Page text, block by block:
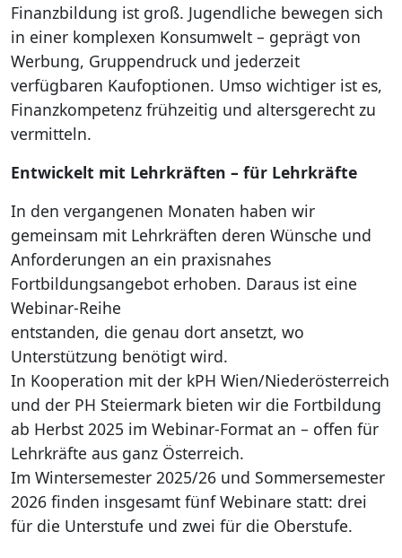
Finanzbildung ist groß. Jugendliche bewegen sich
in einer komplexen Konsumwelt – geprägt von
Werbung, Gruppendruck und jederzeit
verfügbaren Kaufoptionen. Umso wichtiger ist es,
Finanzkompetenz frühzeitig und altersgerecht zu
vermitteln.
Entwickelt mit Lehrkräften – für Lehrkräfte
In den vergangenen Monaten haben wir
gemeinsam mit Lehrkräften deren Wünsche und
Anforderungen an ein praxisnahes
Fortbildungsangebot erhoben. Daraus ist eine
Webinar-Reihe
entstanden, die genau dort ansetzt, wo
Unterstützung benötigt wird.
In Kooperation mit der kPH Wien/Niederösterreich
und der PH Steiermark bieten wir die Fortbildung
ab Herbst 2025 im Webinar-Format an – offen für
Lehrkräfte aus ganz Österreich.
Im Wintersemester 2025/26 und Sommersemester
2026 finden insgesamt fünf Webinare statt: drei
für die Unterstufe und zwei für die Oberstufe.